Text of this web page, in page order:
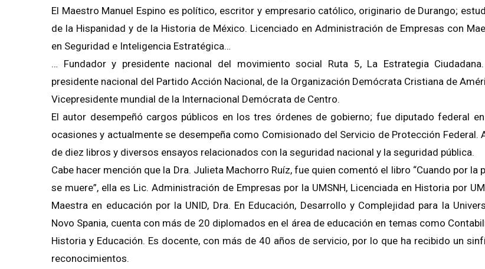
El Maestro Manuel Espino es político, escritor y empresario católico, originario de Durango;
de la Hispanidad y de la Historia de México. Licenciado en Administración de Empresas con
en Seguridad e Inteligencia Estratégica…
… Fundador y presidente nacional del movimiento social Ruta 5, La Estrategia
presidente nacional del Partido Acción Nacional, de la Organización Demócrata Cristiana de
Vicepresidente mundial de la Internacional Demócrata de Centro.
El autor desempeñó cargos públicos en los tres órdenes de gobierno; fue diputado federal
ocasiones y actualmente se desempeña como Comisionado del Servicio de Protección Federal.
de diez libros y diversos ensayos relacionados con la seguridad nacional y la seguridad pública.
Cabe hacer mención que la Dra. Julieta Machorro Ruíz, fue quien comentó el libro “Cuando por la
se muere”, ella es Lic. Administración de Empresas por la UMSNH, Licenciada en Historia por
Maestra en educación por la UNID, Dra. En Educación, Desarrollo y Complejidad para la
Novo Spania, cuenta con más de 20 diplomados en el área de educación en temas como
Historia y Educación. Es docente, con más de 40 años de servicio, por lo que ha recibido un
reconocimientos.